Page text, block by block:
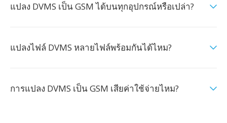
แปลง DVMS เป็น GSM ได้บนทุกอุปกรณ์หรือเปล่า?
แปลงไฟล์ DVMS หลายไฟล์พร้อมกันได้ไหม?
การแปลง DVMS เป็น GSM เสียค่าใช้จ่ายไหม?